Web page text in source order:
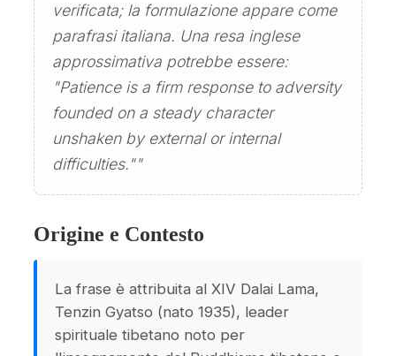
verificata; la formulazione appare come
parafrasi italiana. Una resa inglese
approssimativa potrebbe essere:
"Patience is a firm response to adversity
founded on a steady character
unshaken by external or internal
difficulties.""
Origine e Contesto
La frase è attribuita al XIV Dalai Lama,
Tenzin Gyatso (nato 1935), leader
spirituale tibetano noto per